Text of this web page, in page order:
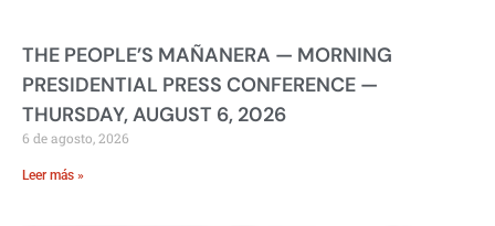
THE PEOPLE’S MAÑANERA — MORNING
PRESIDENTIAL PRESS CONFERENCE —
THURSDAY, AUGUST 6, 2026
6 de agosto, 2026
Leer más »